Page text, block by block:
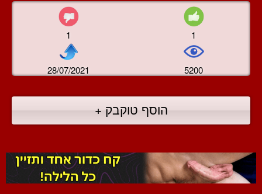
1 1
28/07/2021 5200
הוסף טוקבק +